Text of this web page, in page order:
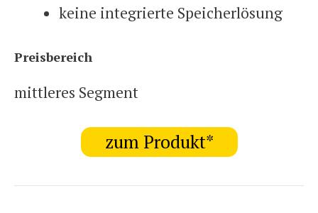
keine integrierte Speicherlösung
Preisbereich
mittleres Segment
zum Produkt*